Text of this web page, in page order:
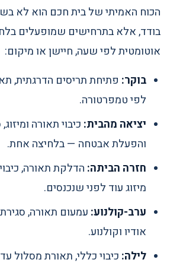
הכוח האמיתי של בית חכם הוא לא
בודד, אלא בתרחישים שמופעלים
אוטומטית לפי שעה, חיישן או מיקום:
בוקר: פתיחת תריסים הדרגתית,
לפי טמפרטורה.
יציאה מהבית: כיבוי תאורה
והפעלת אבטחה — בלחיצה אחת.
חזרה הביתה: הדלקת תאורה,
מיזוג עוד לפני שנכנסים.
ערב-קולנוע: עמעום תאורה,
אודיו וקולנוע.
לילה: כיבוי כללי, תאורת מסלול